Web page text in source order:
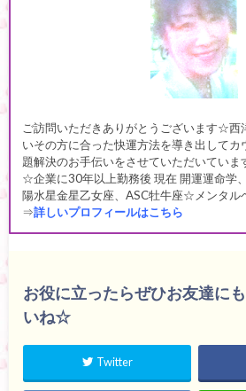
ご訪問いただきありがとうございます☆西
いその方に合った快運方法を導き出してカ
題解決のお手伝いをさせていただいていま
☆企業に30年以上勤務後 現在 開運運命学
陽水星金星乙女座、ASC牡牛座☆メンタル
⇒詳しいプロフィールはこちら
お役に立ったらぜひお友達に
いね☆
Twitter